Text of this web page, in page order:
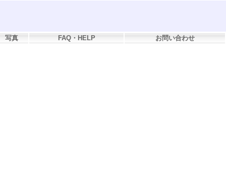
写真 FAQ・HELP お問い合わせ